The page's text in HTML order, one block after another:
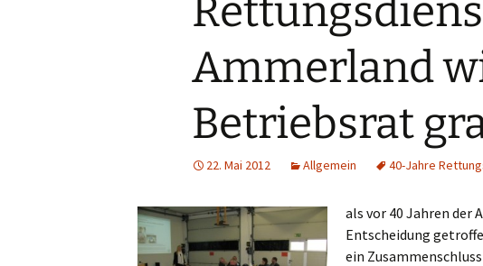
Ammerland
Betriebsrat
22. Mai 2012 Allgemein 40-Jahre
als vor 40 Jahren der
Entscheidung
ein